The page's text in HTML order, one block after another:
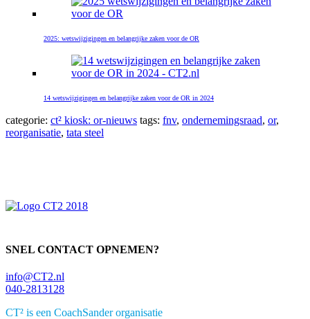
2025: wetswijzigingen en belangrijke zaken voor de OR
14 wetswijzigingen en belangrijke zaken voor de OR in 2024
categorie: ct² kiosk: or-nieuws tags: fnv, ondernemingsraad, or,
reorganisatie, tata steel
SNEL CONTACT OPNEMEN?
info@CT2.nl
040-2813128
CT² is een CoachSander organisatie